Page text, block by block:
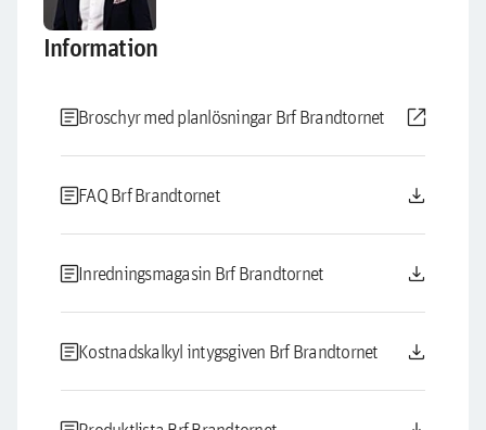
Information
articleBroschyr med planlösningar Brf Brandtornet open_in_new
articleFAQ Brf Brandtornet download
articleInredningsmagasin Brf Brandtornet download
articleKostnadskalkyl intygsgiven Brf Brandtornet download